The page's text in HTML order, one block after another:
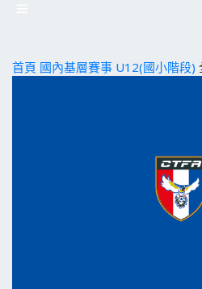
首頁 國內基層賽事 U12(國小階段)